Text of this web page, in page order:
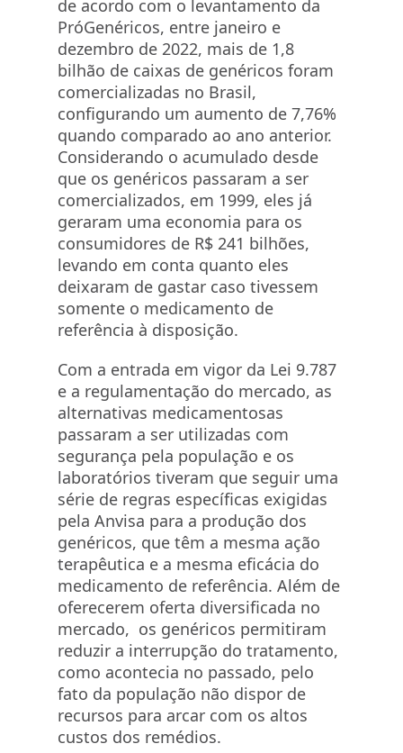
de acordo com o levantamento da
PróGenéricos, entre janeiro e
dezembro de 2022, mais de 1,8
bilhão de caixas de genéricos foram
comercializadas no Brasil,
configurando um aumento de 7,76%
quando comparado ao ano anterior.
Considerando o acumulado desde
que os genéricos passaram a ser
comercializados, em 1999, eles já
geraram uma economia para os
consumidores de R$ 241 bilhões,
levando em conta quanto eles
deixaram de gastar caso tivessem
somente o medicamento de
referência à disposição.
Com a entrada em vigor da Lei 9.787
e a regulamentação do mercado, as
alternativas medicamentosas
passaram a ser utilizadas com
segurança pela população e os
laboratórios tiveram que seguir uma
série de regras específicas exigidas
pela Anvisa para a produção dos
genéricos, que têm a mesma ação
terapêutica e a mesma eficácia do
medicamento de referência. Além de
oferecerem oferta diversificada no
mercado, os genéricos permitiram
reduzir a interrupção do tratamento,
como acontecia no passado, pelo
fato da população não dispor de
recursos para arcar com os altos
custos dos remédios.